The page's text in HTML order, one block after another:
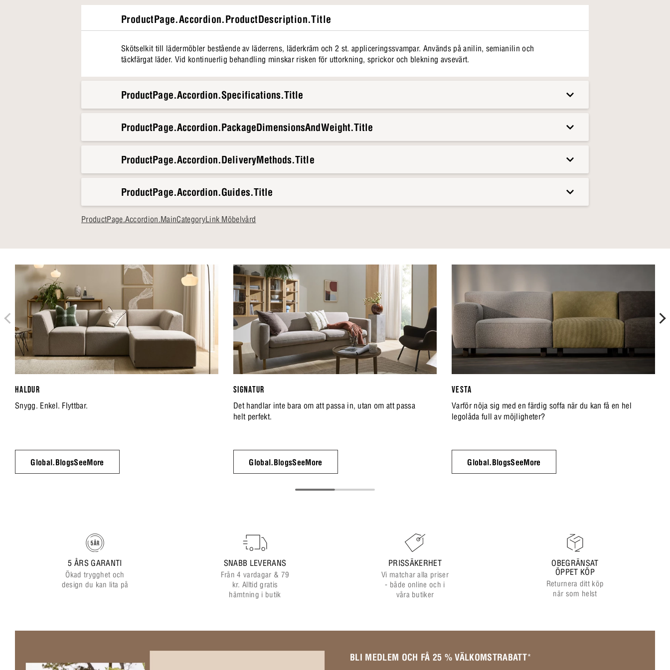
ProductPage.Accordion.ProductDescription.Title
Skötselkit till lädermöbler bestående av läderrens, läderkräm och 2 st. appliceringssvampar. Används på anilin, semianilin och
täckfärgat läder. Vid kontinuerlig behandling minskar risken för uttorkning, sprickor och blekning avsevärt.
ProductPage.Accordion.Specifications.Title
ProductPage.Accordion.PackageDimensionsAndWeight.Title
ProductPage.Accordion.DeliveryMethods.Title
ProductPage.Accordion.Guides.Title
ProductPage.Accordion.MainCategoryLink Möbelvård
HALDUR
Snygg. Enkel. Flyttbar.
Global.BlogsSeeMore
SIGNATUR
Det handlar inte bara om att passa in, utan om att passa
helt perfekt.
Global.BlogsSeeMore
VESTA
Varför nöja sig med en färdig soffa när du kan få en hel
legolåda full av möjligheter?
Global.BlogsSeeMore
5 ÅRS GARANTI
Ökad trygghet och
design du kan lita på
SNABB LEVERANS
Från 4 vardagar & 79
kr. Alltid gratis
hämtning i butik
PRISSÄKERHET
Vi matchar alla priser
- både online och i
våra butiker
OBEGRÄNSAT
ÖPPET KÖP
Returnera ditt köp
när som helst
BLI MEDLEM OCH FÅ 25 % VÄLKOMSTRABATT*